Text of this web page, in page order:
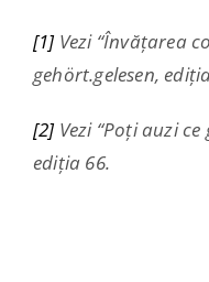
[1]Vezi “Învățarea
gehört.gelesen,
[2]Vezi “Poți auzi ce
ediția 66.